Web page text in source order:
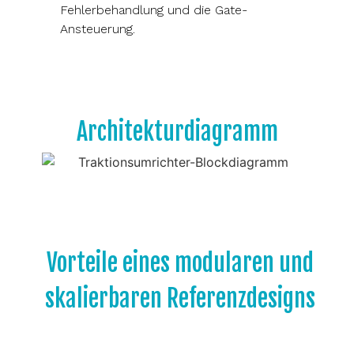
Fehlerbehandlung und die Gate-
Ansteuerung.
Architekturdiagramm
Vorteile eines modularen und
skalierbaren Referenzdesigns